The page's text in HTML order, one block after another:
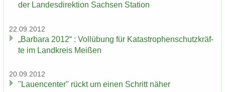
der Lan­des­di­rek­ti­on Sach­sen Sta­ti­on
22.09.2012
„Bar­ba­ra 2012“ : Voll­übung für Ka­ta­stro­phen­schutz­kräf­
te im Land­kreis Mei­ßen
20.09.2012
"Lau­en­cen­ter" rückt um einen Schritt näher